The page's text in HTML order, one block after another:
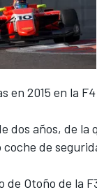
en 2015 en la F4
dos años, de la
de
de Otoño de la